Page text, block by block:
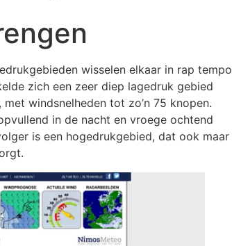
wisselen elkaar in rap tempo
zich een zeer diep lagedruk gebied
windsnelheden tot zo’n 75 knopen.
in de nacht en vroege ochtend
is een hogedrukgebied, dat ook maar